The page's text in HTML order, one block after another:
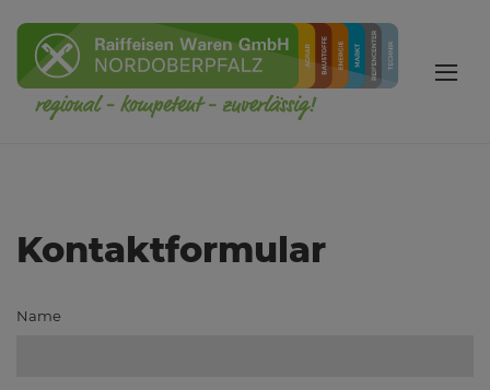
Kontaktformular
Name